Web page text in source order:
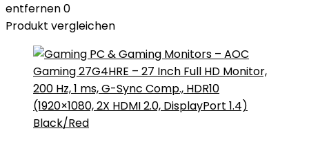
entfernen0
Produkt vergleichen